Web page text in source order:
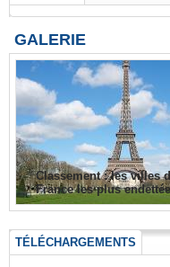
GALERIE
Classement : les villes
France les plus
TÉLÉCHARGEMENTS